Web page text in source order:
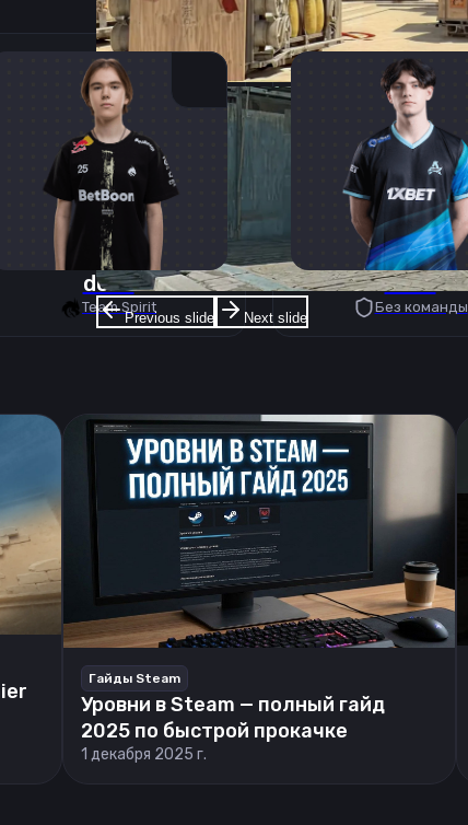
Previous slide Next slide
donk
Team Spirit
deko
Без команды
Гайды Steam
Уровни в Steam — полный гайд
2025 по быстрой прокачке
1 декабря 2025 г.